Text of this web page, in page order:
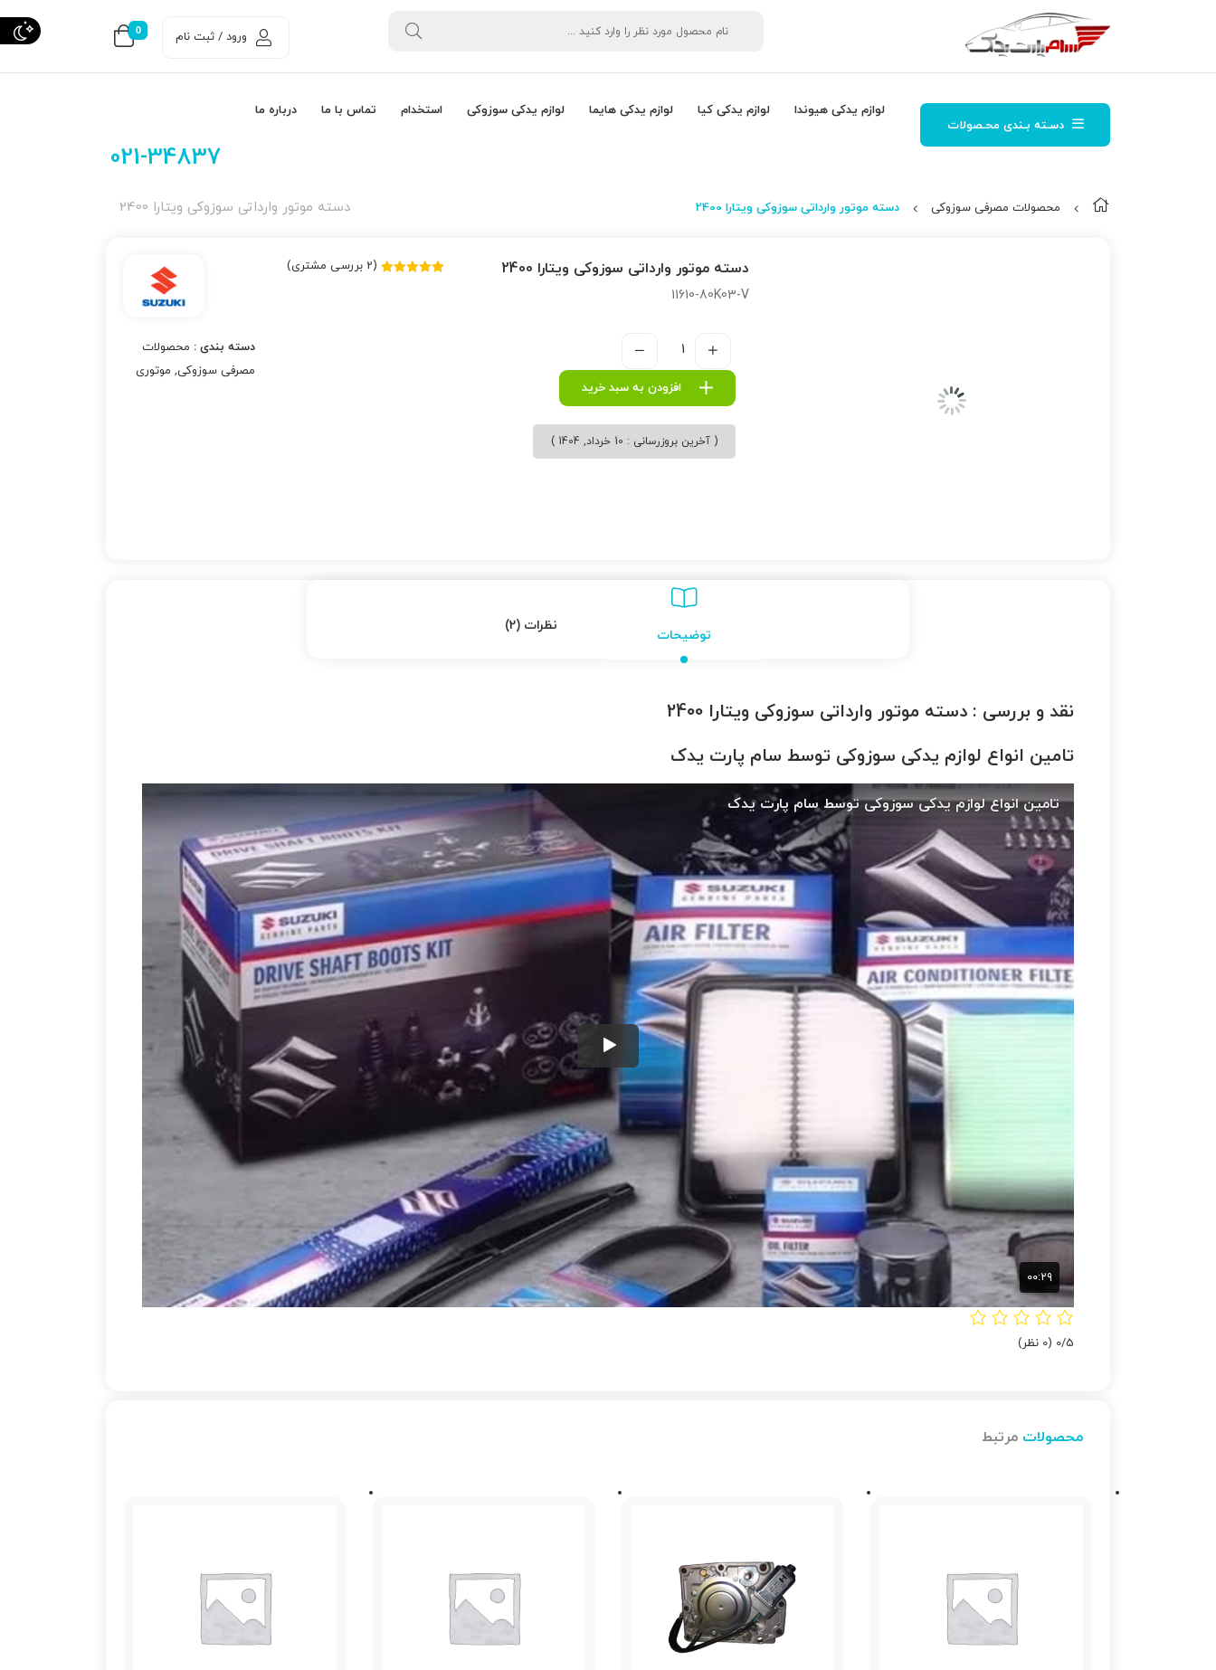
0 ورود / ثبت نام
دسـته بـندی محـصولات
لوازم یدکی هیوندا لوازم یدکی کیا لوازم یدکی هایما لوازم یدکی سوزوکی استخدام تماس با ما درباره ما
021-34837
دسته موتور وارداتی سوزوکی ویتارا 2400 محصولات مصرفی سوزوکی دسته موتور وارداتی سوزوکی ویتارا 2400
دسته موتور وارداتی سوزوکی ویتارا 2400
11610-80K03-V
(
2 بررسی مشتری)
افزودن به سبد خرید
( آخرین بروزرسانی : 10 خرداد, 1404 )
دسته بندی : محصولات
مصرفی سوزوکی, موتوری
توضیحات
نظرات (2)
نقد و بررسی : دسته موتور وارداتی سوزوکی ویتارا 2400
تامین انواع لوازم یدکی سوزوکی توسط سام پارت یدک
‫0/5 ‫(0 نظر)
محصولات مرتبط